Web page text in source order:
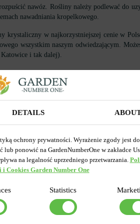
nawóz. Rośliny należy podlewać do
nawadniania kropelkowego.
w najkorzystniejszej cenie w
wszystkim naszym odwiedzającym.
i tak dalej).
Ostatnio
DETAILS
ochrony prywatności. Wyrażenie zgody jest
ponowić na GardenNumberOne w zakładce
na legalność uprzedniego przetwarzania.
i Cookies Garden Number One
Statistics